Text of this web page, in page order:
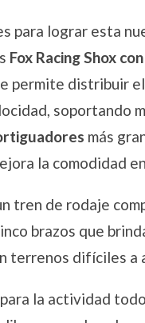
para lograr esta
Fox Racing Shox
permite distribuir
soportando
más
la comodidad
tren de rodaje
brazos que
terrenos difíciles a
la actividad